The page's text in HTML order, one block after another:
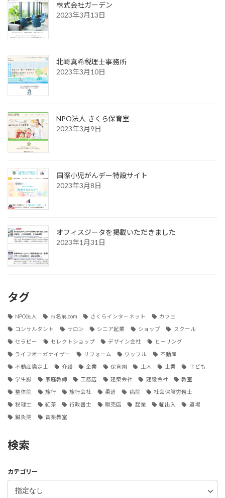
株式会社ガーデン
2023年3月13日
北崎真希税理士事務所
2023年3月10日
NPO法人 さくら保育室
2023年3月9日
国際小児がんデー特設サイト
2023年3月8日
オフィスジータを掲載いただきました
2023年1月31日
タグ
NPO法人 お名前.com さくらインターネット カフェ
コンサルタント サロン シニア起業 ショップ スクール
セラピー セレクトショップ デザイン会社 ヒーリング
ライフオーガナイザー リフォーム ワッフル 不動産
不動産鑑定士 介護 企業 保育園 土木 士業 子ども
学生服 家庭教師 工務店 建築会社 建設会社 教室
整体院 旅行 旅行会社 柔道 病院 社会保険労務士
税理士 紅茶 行政書士 販売店 起業 輸出入 道場
鍼灸院 音楽教室
検索
カテゴリー